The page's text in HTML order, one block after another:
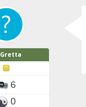
Gretta
6
0